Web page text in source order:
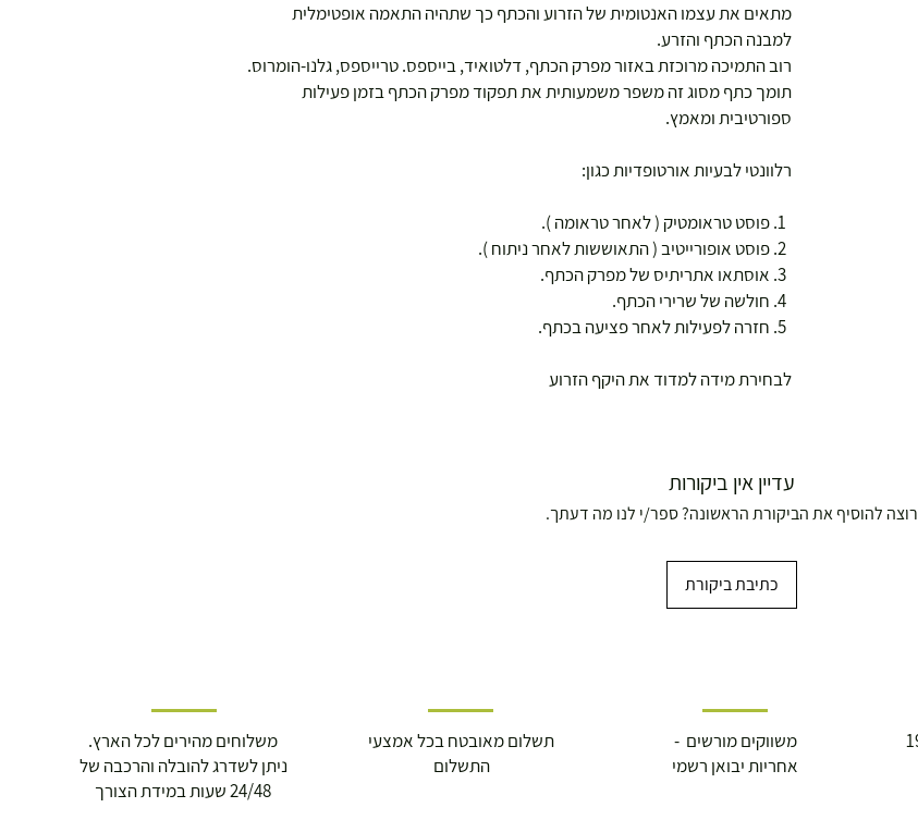
מתאים את עצמו האנטומית של הזרוע והכתף כך שתהיה התאמה אופטימלית
למבנה הכתף והזרע.
רוב התמיכה מרוכזת באזור מפרק הכתף, דלטואיד, בייספס. טרייספס, גלנו-הומרוס.
תומך כתף מסוג זה משפר משמעותית את תפקוד מפרק הכתף בזמן פעילות
ספורטיבית ומאמץ.
רלוונטי לבעיות אורטופדיות כגון:
פוסט טראומטיק ( לאחר טראומה ).
פוסט אופורייטיב ( התאוששות לאחר ניתוח ).
אוסתאו אתריתיס של מפרק הכתף.
חולשה של שרירי הכתף.
חזרה לפעילות לאחר פציעה בכתף.
לבחירת מידה למדוד את היקף הזרוע
עדיין אין ביקורות
רוצה להוסיף את הביקורת הראשונה? ספר/י לנו מה דעתך.
כתיבת ביקורת
משלוחים מהירים לכל הארץ.
ניתן לשדרג להובלה והרכבה של
24/48 שעות במידת הצורך
תשלום מאובטח בכל אמצעי
התשלום
משווקים מורשים -
אחריות יבואן רשמי